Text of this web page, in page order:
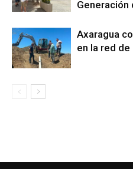
Generación
Axaragua
en la red